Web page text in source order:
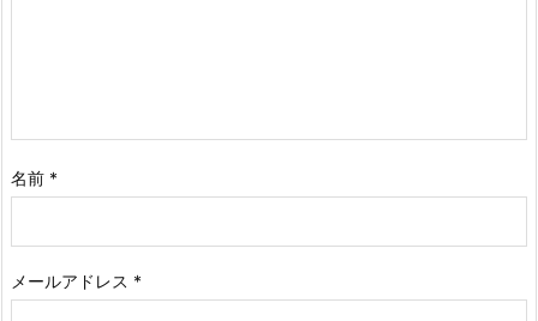
名前 *
メールアドレス *